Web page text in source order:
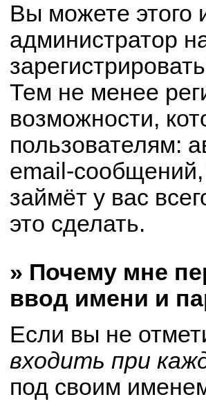
Вы можете этого
администратор
Тем не менее
возможности,
пользователям:
email-сообщений,
займёт у вас
это сделать.
» Почему мне
ввод имени и
Если вы не
входить при
под своим